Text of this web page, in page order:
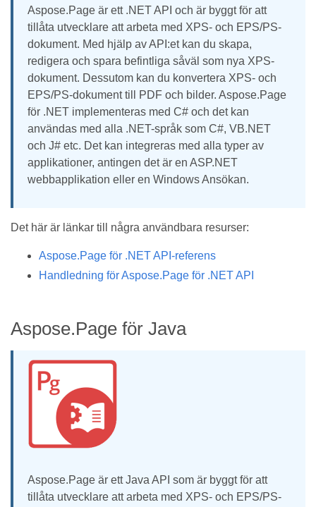
Aspose.Page är ett .NET API och är byggt för att
tillåta utvecklare att arbeta med XPS- och EPS/PS-
dokument. Med hjälp av API:et kan du skapa,
redigera och spara befintliga såväl som nya XPS-
dokument. Dessutom kan du konvertera XPS- och
EPS/PS-dokument till PDF och bilder. Aspose.Page
för .NET implementeras med C# och det kan
användas med alla .NET-språk som C#, VB.NET
och J# etc. Det kan integreras med alla typer av
applikationer, antingen det är en ASP.NET
webbapplikation eller en Windows Ansökan.
Det här är länkar till några användbara resurser:
Aspose.Page för .NET API-referens
Handledning för Aspose.Page för .NET API
Aspose.Page för Java
Aspose.Page är ett Java API som är byggt för att
tillåta utvecklare att arbeta med XPS- och EPS/PS-